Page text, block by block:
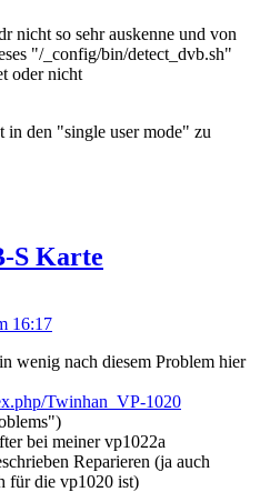
nicht so sehr auskenne und von
"/_config/bin/detect_dvb.sh"
oder nicht
in den "single user mode" zu
S Karte
16:17
wenig nach diesem Problem hier
Twinhan_VP-1020
bei meiner vp1022a
Reparieren (ja auch
für die vp1020 ist)